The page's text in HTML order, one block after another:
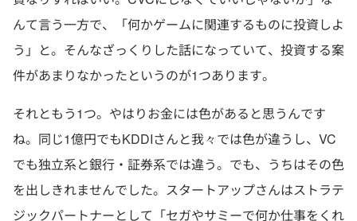
んて言う一方で、「何かゲームに関連するものに投資しよ
う」と。そんなざっくりした話になっていて、投資する案
件があまりなかったというのが1つあります。
それともう1つ。やはりお金には色があると思うんです
ね。同じ1億円でもKDDIさんと我々では色が違うし、VC
でも独立系と銀行・証券系では違う。でも、うちはその色
を出しきれませんでした。スタートアップさんはストラテ
ジックパートナーとして「セガやサミーで何か仕事をくれ